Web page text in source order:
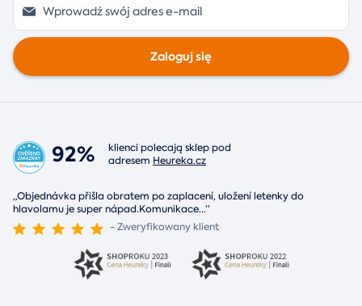
Zaloguj się
92%
klienci polecają sklep pod
adresem Heureka.cz
„Objednávka přišla obratem po zaplacení, uložení letenky do
hlavolamu je super nápad.Komunikace...“
- Zweryfikowany klient